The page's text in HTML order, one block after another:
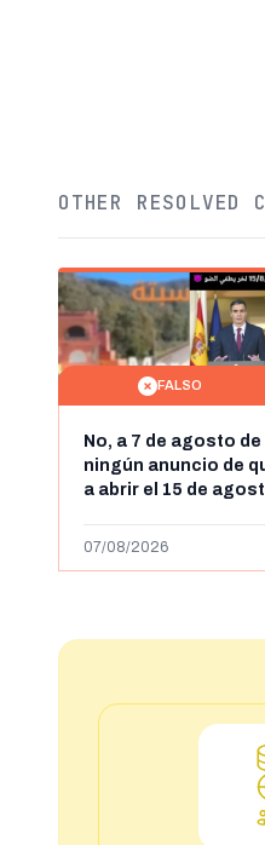
OTHER RESOLVED
FALSO
No, a 7 de agosto
ningún anuncio de
a abrir el 15 de
y Ceuta
07/08/2026